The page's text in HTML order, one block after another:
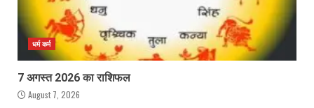
धर्म कर्म
7 अगस्त 2026 का राशिफल
August 7, 2026